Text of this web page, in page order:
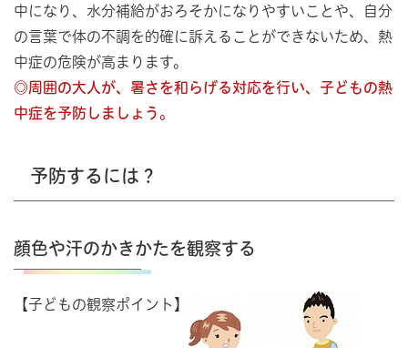
中になり、水分補給がおろそかになりやすいことや、自分
の言葉で体の不調を的確に訴えることができないため、熱
中症の危険が高まります。
◎周囲の大人が、暑さを和らげる対応を行い、子どもの熱
中症を予防しましょう。
予防するには？
顔色や汗のかきかたを観察する
【子どもの観察ポイント】